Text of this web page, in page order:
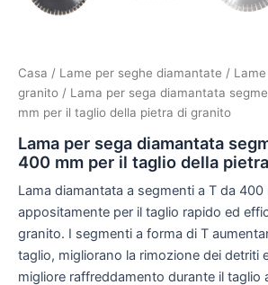
Casa / Lame per seghe diamantate /
granito / Lama per sega diamantata
mm per il taglio della pietra di granito
Lama per sega diamantata
400 mm per il taglio della
Lama diamantata a segmenti a T da
appositamente per il taglio rapido ed
granito. I segmenti a forma di T
taglio, migliorano la rimozione dei detriti
migliore raffreddamento durante il taglio